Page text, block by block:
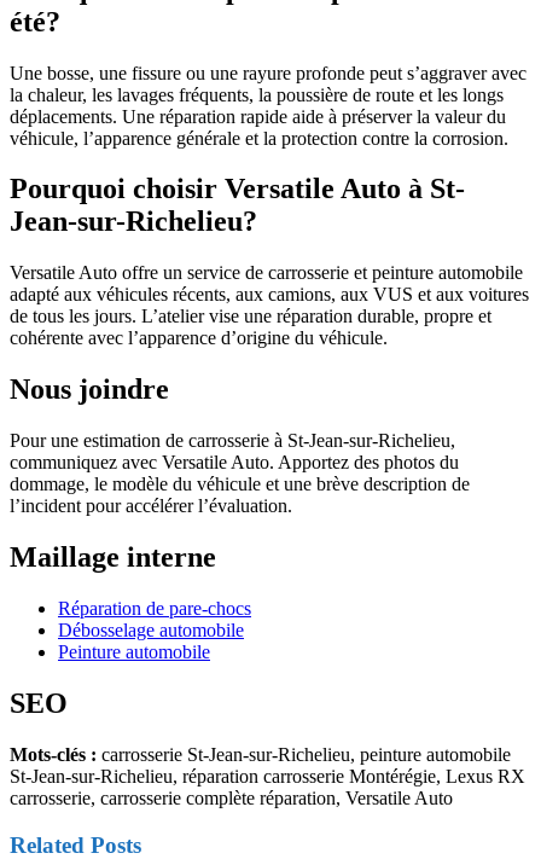
été?
Une bosse, une fissure ou une rayure profonde peut s’aggraver avec
la chaleur, les lavages fréquents, la poussière de route et les longs
déplacements. Une réparation rapide aide à préserver la valeur du
véhicule, l’apparence générale et la protection contre la corrosion.
Pourquoi choisir Versatile Auto à St-
Jean-sur-Richelieu?
Versatile Auto offre un service de carrosserie et peinture automobile
adapté aux véhicules récents, aux camions, aux VUS et aux voitures
de tous les jours. L’atelier vise une réparation durable, propre et
cohérente avec l’apparence d’origine du véhicule.
Nous joindre
Pour une estimation de carrosserie à St-Jean-sur-Richelieu,
communiquez avec Versatile Auto. Apportez des photos du
dommage, le modèle du véhicule et une brève description de
l’incident pour accélérer l’évaluation.
Maillage interne
Réparation de pare-chocs
Débosselage automobile
Peinture automobile
SEO
Mots-clés : carrosserie St-Jean-sur-Richelieu, peinture automobile
St-Jean-sur-Richelieu, réparation carrosserie Montérégie, Lexus RX
carrosserie, carrosserie complète réparation, Versatile Auto
Related Posts